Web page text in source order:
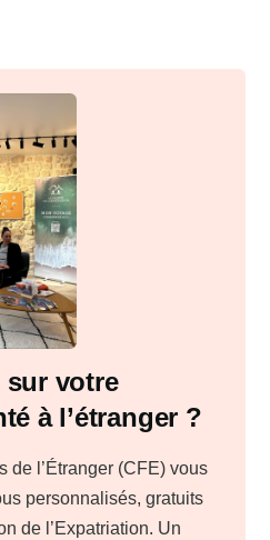
sur votre
à l’étranger ?
de l’Étranger (CFE) vous
personnalisés, gratuits
de l’Expatriation. Un